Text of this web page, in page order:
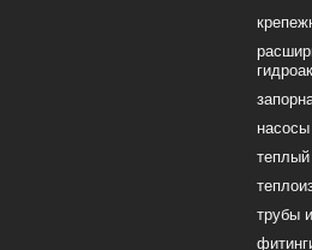
насосы
трубы